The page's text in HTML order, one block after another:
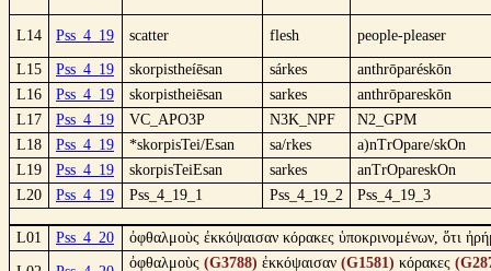
L14 Pss_4_19 scatter flesh people-pleaser
L15 Pss_4_19 skorpistheíēsan sárkes
anthrōparéskōn
L16
Pss_4_19 skorpistheiēsan sarkes
anthrōpareskōn
L17
Pss_4_19 VC_APO3P N3K_NPF
N2_GPM
L18
Pss_4_19 *skorpisTei/Esan sa/rkes
a)nTrOpare/skOn
L19
Pss_4_19 skorpisTeiEsan sarkes
anTrOpareskOn
L20
Pss_4_19 Pss_4_19_1 Pss_4_19_2 Pss_4_19_3
L01 Pss_4_20 ὀφθαλμοὺς ἐκκόψαισαν κόρακες ὑποκρινομένων, ὅτι
ὀφθαλμοὺς (G3788) ἐκκόψαισαν (G1581) κόρακες